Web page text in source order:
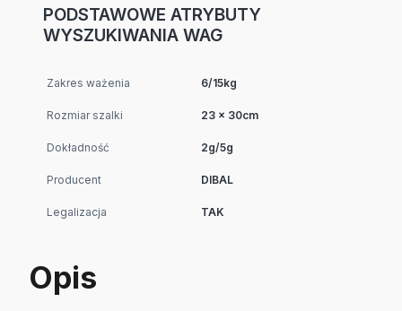
PODSTAWOWE ATRYBUTY
WYSZUKIWANIA WAG
Zakres ważenia 6/15kg
Rozmiar szalki 23 x 30cm
Dokładność 2g/5g
Producent DIBAL
Legalizacja TAK
Opis